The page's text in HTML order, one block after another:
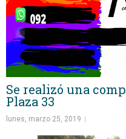
Se realizó una
Plaza 33
lunes, marzo 25, 2019